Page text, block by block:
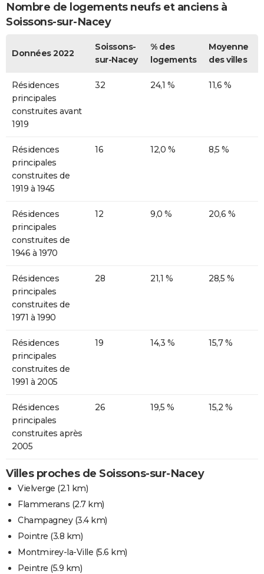
Nombre de logements neufs et anciens à
Soissons-sur-Nacey
Données 2022
Soissons-
sur-Nacey
% des
logements
Moyenne
des villes
Résidences
principales
construites avant
1919
32 24,1 % 11,6 %
Résidences
principales
construites de
1919 à 1945
16 12,0 % 8,5 %
Résidences
principales
construites de
1946 à 1970
12 9,0 % 20,6 %
Résidences
principales
construites de
1971 à 1990
28 21,1 % 28,5 %
Résidences
principales
construites de
1991 à 2005
19 14,3 % 15,7 %
Résidences
principales
construites après
2005
26 19,5 % 15,2 %
Villes proches de Soissons-sur-Nacey
Vielverge (2.1 km)
Flammerans (2.7 km)
Champagney(3.4 km)
Pointre (3.8 km)
Montmirey-la-Ville (5.6 km)
Peintre (5.9 km)